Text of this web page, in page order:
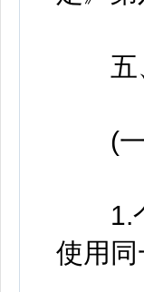
五
(一)
1.个
使用